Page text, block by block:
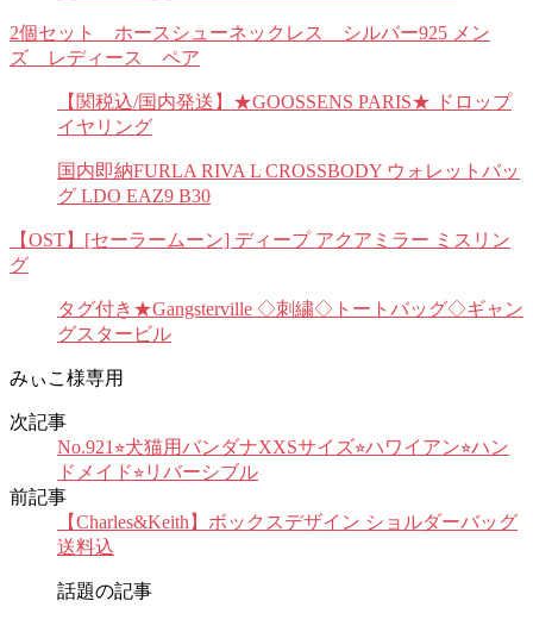
2個セット ホースシューネックレス シルバー925 メン
ズ レディース ペア
【関税込/国内発送】★GOOSSENS PARIS★ ドロップ
イヤリング
国内即納FURLA RIVA L CROSSBODY ウォレットバッ
グ LDO EAZ9 B30
【OST】[セーラームーン] ディープ アクアミラー ミスリン
グ
タグ付き★Gangsterville ◇刺繍◇トートバッグ◇ギャン
グスタービル
みぃこ様専用
次記事
No.921⭐︎犬猫用バンダナXXSサイズ⭐︎ハワイアン⭐︎ハン
ドメイド⭐︎リバーシブル
前記事
【Charles&Keith】ボックスデザイン ショルダーバッグ
送料込
話題の記事